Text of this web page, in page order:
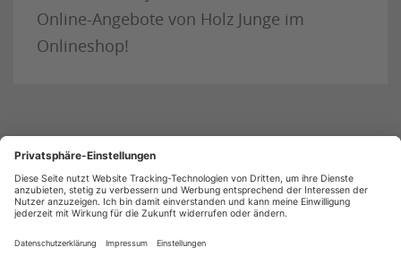
Online-Angebote von Holz Junge im
Onlineshop!
Impressum
Datenschutz